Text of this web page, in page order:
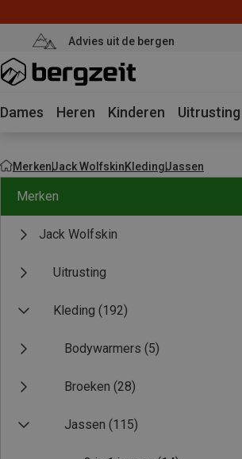
Advies uit de bergen
Dames Heren Kinderen Uitrusting
MerkenJack WolfskinKledingJassen
Merken
Jack Wolfskin
Uitrusting
Kleding (192)
Bodywarmers (5)
Broeken (28)
Jassen (115)